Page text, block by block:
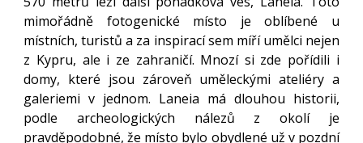
mimořádně fotogenické místo je oblíbené u
místních, turistů a za inspirací sem míří umělci nejen
z Kypru, ale i ze zahraničí. Mnozí si zde pořídili i
domy, které jsou zároveň uměleckými ateliéry a
galeriemi v jednom. Laneia má dlouhou historii,
podle archeologických nálezů z okolí je
pravděpodobné, že místo bylo obydlené už v pozdní